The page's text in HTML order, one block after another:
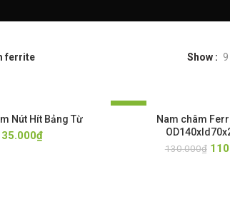
ferrite Show 9
Nút Hít Bảng Từ
35.000₫
Nam châm
130.000₫